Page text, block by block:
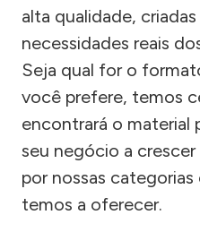
alta qualidade,
necessidades reais
Seja qual for o
você prefere, temos
encontrará o material
seu negócio a
por nossas
temos a oferecer.